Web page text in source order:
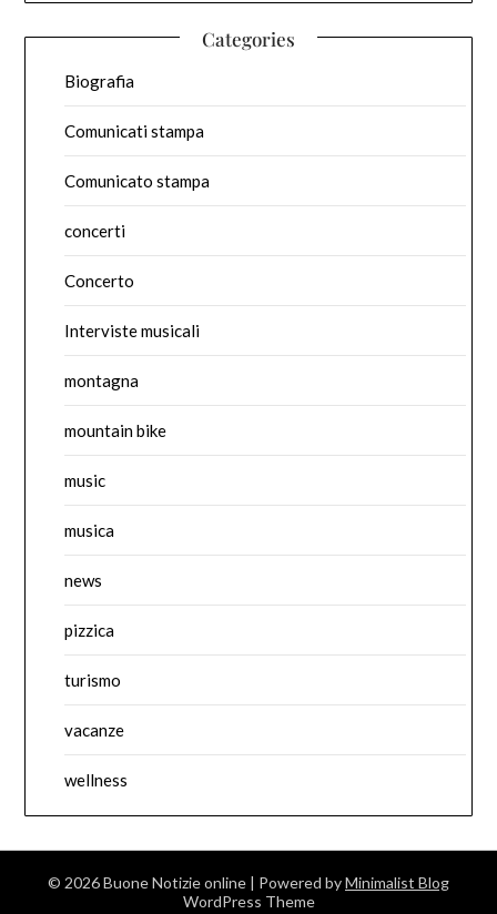
Categories
Biografia
Comunicati stampa
Comunicato stampa
concerti
Concerto
Interviste musicali
montagna
mountain bike
music
musica
news
pizzica
turismo
vacanze
wellness
© 2026 Buone Notizie online | Powered byMinimalist Blog
WordPress Theme